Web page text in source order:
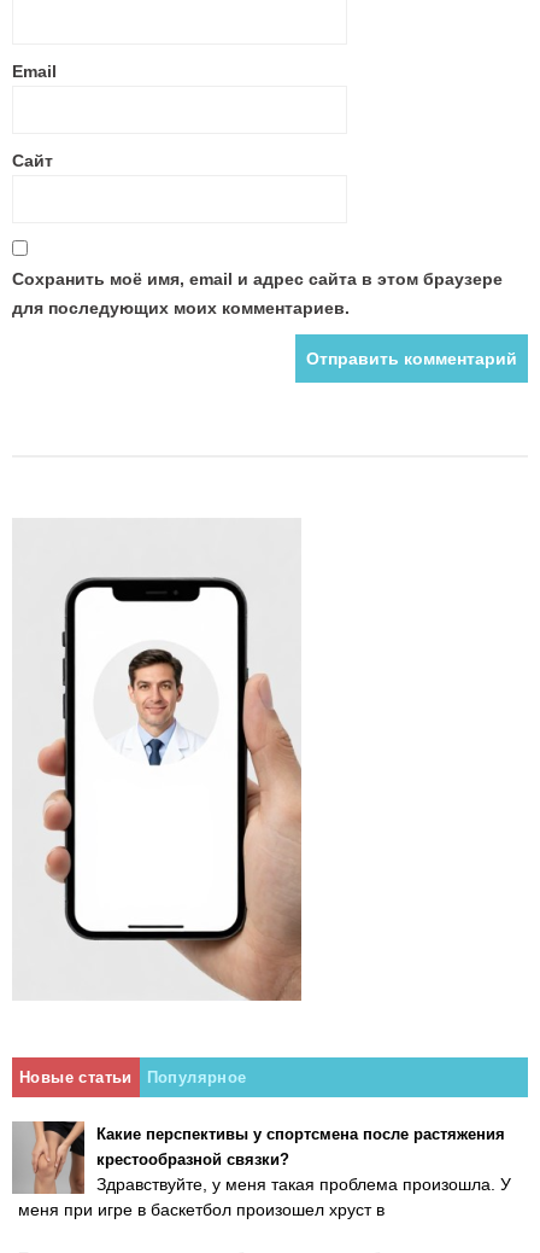
Email
Сайт
Сохранить моё имя, email и адрес сайта в этом браузере
для последующих моих комментариев.
Новые статьи Популярное
Какие перспективы у спортсмена после растяжения
крестообразной связки?
Здравствуйте, у меня такая проблема произошла. У
меня при игре в баскетбол произошел хруст в